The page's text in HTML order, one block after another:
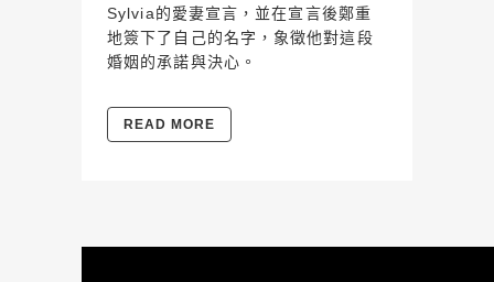
Sylvia的愛妻宣言，並在宣言後鄭重
地簽下了自己的名字，象徵他對這段
婚姻的承諾與決心。
READ MORE